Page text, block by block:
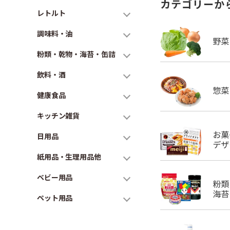
レトルト
調味料・油
粉類・乾物・海苔・缶詰
飲料・酒
健康食品
キッチン雑貨
日用品
紙用品・生理用品他
ベビー用品
ペット用品
カテゴリーか